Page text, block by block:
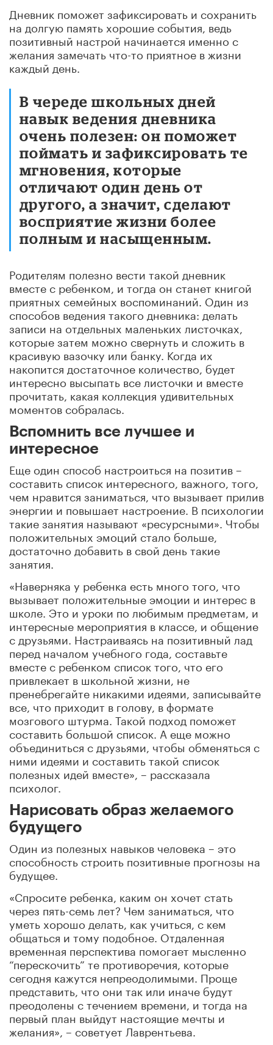
Дневник поможет зафиксировать и сохранить
на долгую память хорошие события, ведь
позитивный настрой начинается именно с
желания замечать что-то приятное в жизни
каждый день.
В череде школьных дней
навык ведения дневника
очень полезен: он поможет
поймать и зафиксировать те
мгновения, которые
отличают один день от
другого, а значит, сделают
восприятие жизни более
полным и насыщенным.
Родителям полезно вести такой дневник
вместе с ребенком, и тогда он станет книгой
приятных семейных воспоминаний. Один из
способов ведения такого дневника: делать
записи на отдельных маленьких листочках,
которые затем можно свернуть и сложить в
красивую вазочку или банку. Когда их
накопится достаточное количество, будет
интересно высыпать все листочки и вместе
прочитать, какая коллекция удивительных
моментов собралась.
Вспомнить все лучшее и
интересное
Еще один способ настроиться на позитив –
составить список интересного, важного, того,
чем нравится заниматься, что вызывает прилив
энергии и повышает настроение. В психологии
такие занятия называют «ресурсными». Чтобы
положительных эмоций стало больше,
достаточно добавить в свой день такие
занятия.
«Наверняка у ребенка есть много того, что
вызывает положительные эмоции и интерес в
школе. Это и уроки по любимым предметам, и
интересные мероприятия в классе, и общение
с друзьями. Настраиваясь на позитивный лад
перед началом учебного года, составьте
вместе с ребенком список того, что его
привлекает в школьной жизни, не
пренебрегайте никакими идеями, записывайте
все, что приходит в голову, в формате
мозгового штурма. Такой подход поможет
составить большой список. А еще можно
объединиться с друзьями, чтобы обменяться с
ними идеями и составить такой список
полезных идей вместе», – рассказала
психолог.
Нарисовать образ желаемого
будущего
Один из полезных навыков человека – это
способность строить позитивные прогнозы на
будущее.
«Спросите ребенка, каким он хочет стать
через пять-семь лет? Чем заниматься, что
уметь хорошо делать, как учиться, с кем
общаться и тому подобное. Отдаленная
временная перспектива помогает мысленно
“перескочить” те противоречия, которые
сегодня кажутся непреодолимыми. Проще
представить, что они так или иначе будут
преодолены с течением времени, и тогда на
первый план выйдут настоящие мечты и
желания», – советует Лаврентьева.